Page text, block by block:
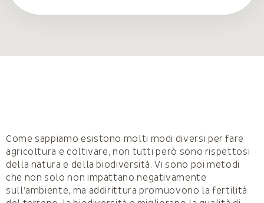
Come sappiamo esistono molti modi diversi per fare
agricoltura e coltivare, non tutti però sono rispettosi
della natura e della biodiversità. Vi sono poi metodi
che non solo non impattano negativamente
sull’ambiente, ma addirittura promuovono la fertilità